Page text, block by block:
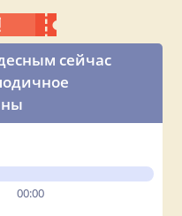
сейчас
00:00